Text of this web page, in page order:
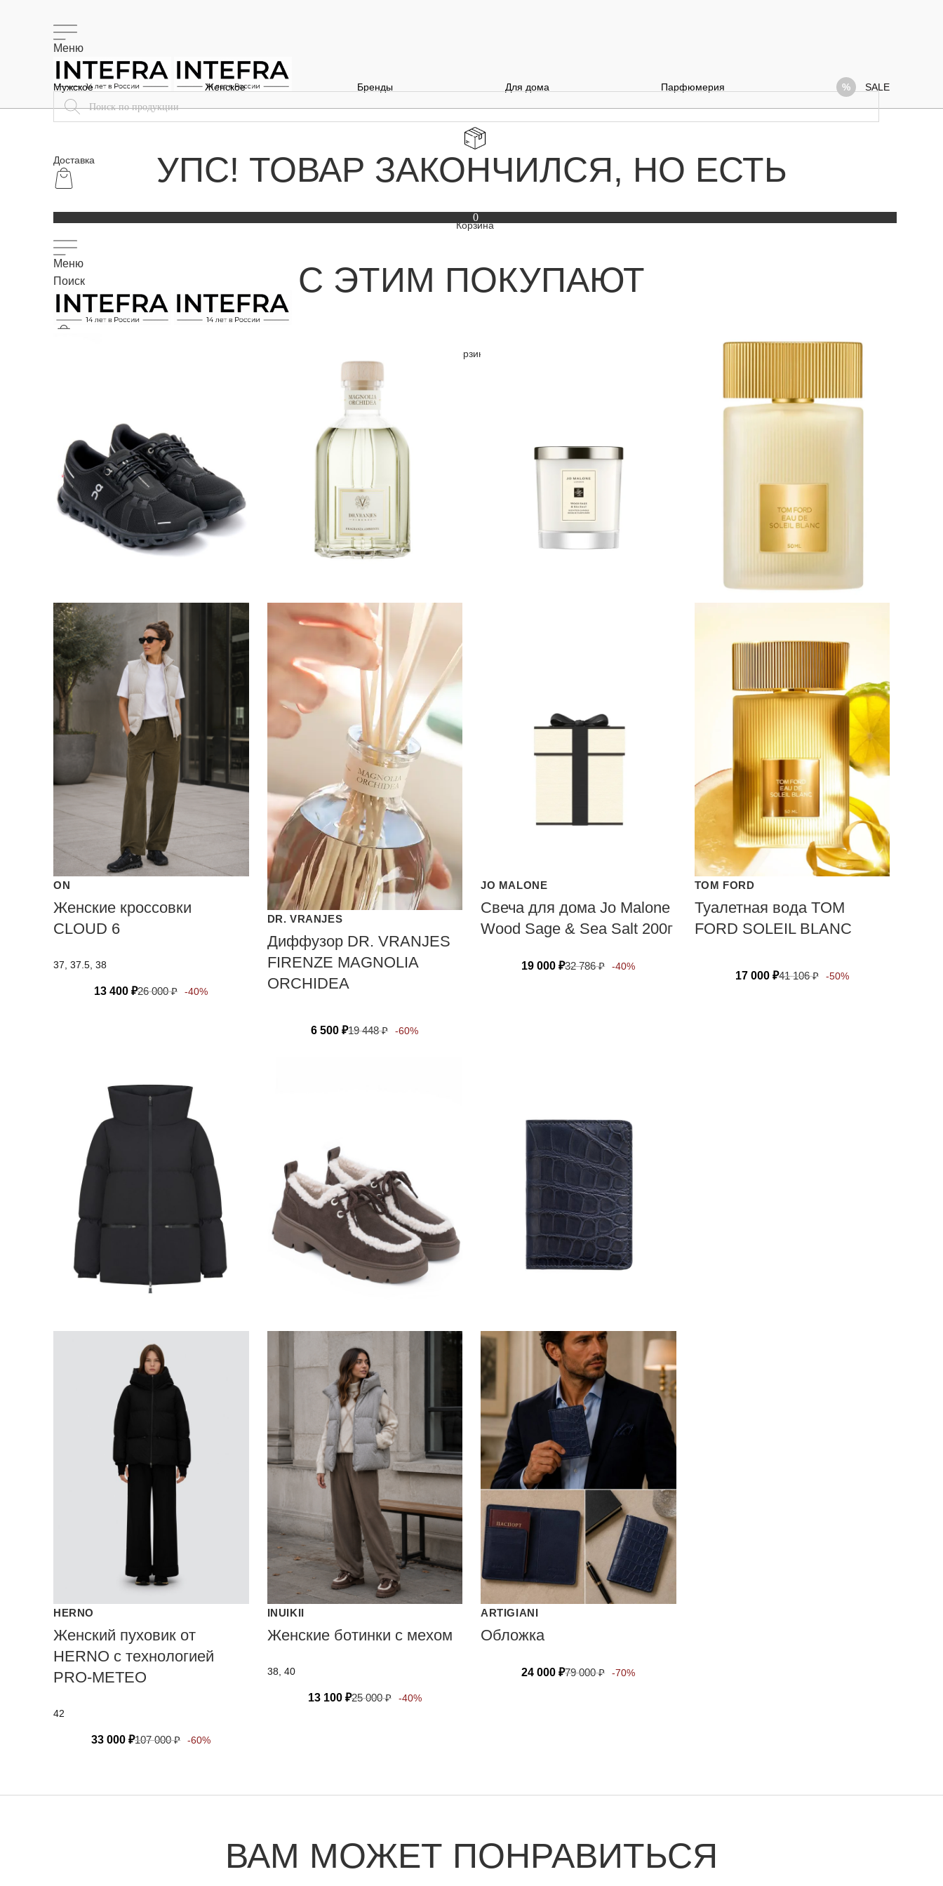
Меню
Доставка
0
Меню
Поиск
Мужское Женское Бренды Для дома Парфюмерия SALE
УПС! ТОВАР ЗАКОНЧИЛСЯ, НО ЕСТЬ
С ЭТИМ ПОКУПАЮТ
ON
Женские кроссовки
CLOUD 6
37, 37.5, 38
13 400₽26 000₽ -40%
DR. VRANJES
Диффузор DR. VRANJES
FIRENZE MAGNOLIA
ORCHIDEA
6 500₽19 448₽ -60%
JO MALONE
Свеча для дома Jo Malone
Wood Sage & Sea Salt 200г
19 000₽32 786₽ -40%
TOM FORD
Туалетная вода TOM
FORD SOLEIL BLANC
17 000 ₽41 106₽ -50%
HERNO
Женский пуховик от
HERNO с технологией
PRO-METEO
42
33 000₽107 000₽ -60%
INUIKII
Женские ботинки с мехом
38, 40
13 100 ₽25 000₽ -40%
ARTIGIANI
Обложка
24 000₽79 000₽ -70%
ВАМ МОЖЕТ ПОНРАВИТЬСЯ